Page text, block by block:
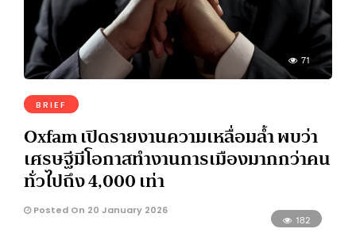
71
BRIEF
Oxfam เปิดรายงานความเหลื่อมล้ำ พบว่า
เศรษฐีมีโอกาสทำงานการเมืองมากกว่าคน
ทั่วไปถึง 4,000 เท่า
Posted On 20 January 2026
182